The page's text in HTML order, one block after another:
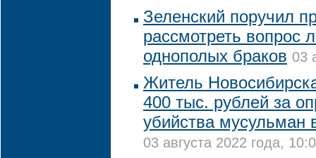
Зеленский поручил
рассмотреть вопрос
однополых браков 03
Житель
400 тыс. рублей за
убийства мусульман
03 августа 2022 года,